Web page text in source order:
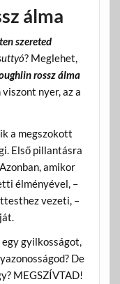
álma
szereted
? Meglehet,
rossz álma
viszont nyer, az a
a megszokott
Első pillantásra
amikor
élményével, –
vezeti, –
gyilkosságot,
De
MEGSZÍVTAD!